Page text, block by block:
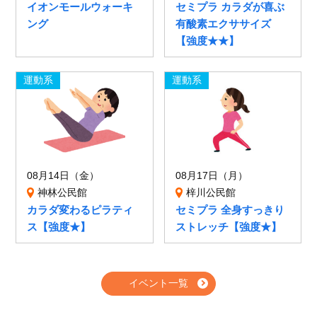
イオンモールウォーキ
ング
セミプラ カラダが喜ぶ
有酸素エクササイズ
【強度★★】
運動系
08月14日（金）
神林公民館
カラダ変わるピラティ
ス【強度★】
運動系
08月17日（月）
梓川公民館
セミプラ 全身すっきり
ストレッチ【強度★】
イベント一覧